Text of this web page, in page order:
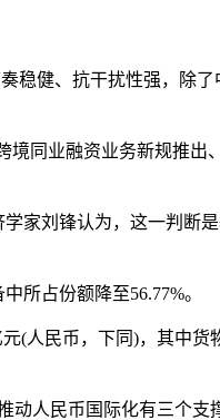
稳健、抗干扰性强，除
同业融资业务新规推出
家刘锋认为，这一判断
所占份额降至56.77%。
(人民币，下同)，其中货
人民币国际化有三个支